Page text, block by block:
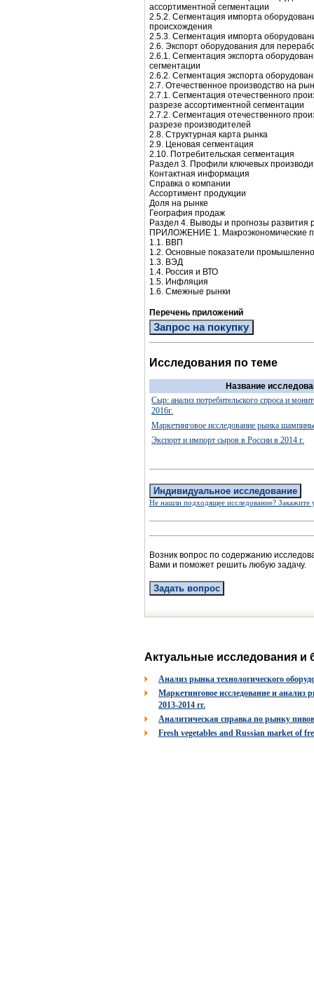
ассортиментной сегментации
2.5.2. Сегментация импорта
происхождения
2.5.3. Сегментация импорта
2.6. Экспорт оборудования для
2.6.1. Сегментация экспорта
сегментации
2.6.2. Сегментация экспорта
2.7. Отечественное производство на
2.7.1. Сегментация отечественного
разрезе ассортиментной сегментации
2.7.2. Сегментация отечественного
разрезе производителей
2.8. Структурная карта рынка
2.9. Ценовая сегментация
2.10. Потребительская сегментация
Раздел 3. Профили ключевых
Контактная информация
Справка о компании
Ассортимент продукции
Доля на рынке
География продаж
Раздел 4. Выводы и прогнозы развития
ПРИЛОЖЕНИЕ 1. Макроэкономические
1.1. ВВП
1.2. Основные показатели
1.3. ВЭД
1.4. Россия и ВТО
1.5. Инфляция
1.6. Смежные рынки
Перечень приложений
Запрос на покупку
Исследования по теме
Название
Сыр: анализ потребительского спроса и
2016г.
Маркетинговое исследование рынка
Экспорт и импорт сыров в России в 2014 г.
Индивидуальное исследование
Не нашли подходящее исследование? Закажите
Возник вопрос по содержанию
Вами и поможет решить любую задачу.
Задать вопрос
Актуальные исследования и
Анализ рынка технологического
Маркетинговое исследование и анализ
2013-2014 гг.
Аналитическая справка по рынку
Fresh vegetables and Russian market of